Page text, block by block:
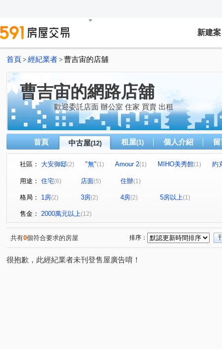
新建案
首頁 > 經紀業者 > 曹吉宙的店舖
曹吉宙的網路店舖
歡迎委託店面 辦公室 住家 買賣 出租
首頁 中古屋(12) 租屋(1) 個人介紹
社區： 大安御邸(2) "無"(1) Amour 2(1) MIHO美秀館(1)
約
喜來登花園廣場
周武敦南大廈
建國北路二段
(1) 敦化南路一段(1)
用途： 住宅(6) 店面(5) 住辦(1)
格局： 1房(2) 3房(2) 4房(2) 5房以上(1)
售金： 2000萬元以上(12)
共有0個符合要求的房屋 排序：
很抱歉，此經紀業者未刊登售屋廣告唷！